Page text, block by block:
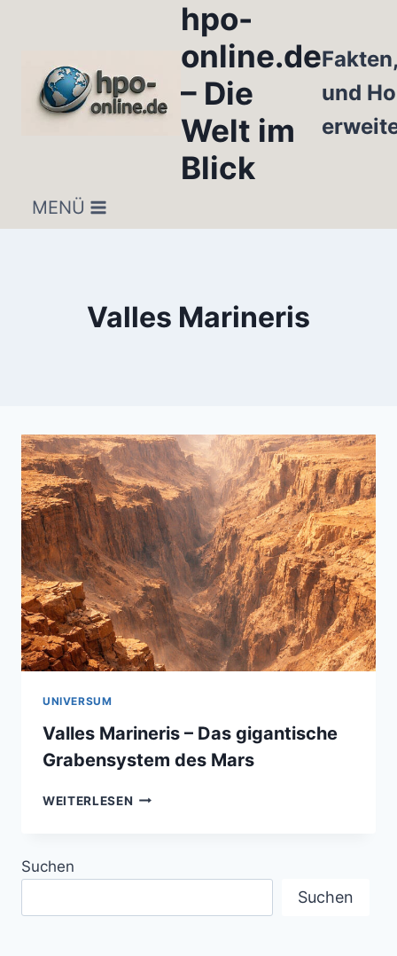
hpo-
online.de
– Die
Welt im
Blick
und
MENÜ
Valles Marineris
UNIVERSUM
Valles Marineris – Das gigantische
Grabensystem des Mars
WEITERLESEN VALLES
Suchen
Suchen